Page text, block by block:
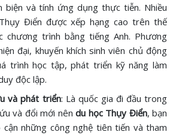
và tính ứng dụng thực tiễn. Nhiều
Điển được xếp hạng cao trên thế
chương trình bằng tiếng Anh. Phương
đại, khuyến khích sinh viên chủ động
trình học tập, phát triển kỹ năng làm
độc lập.
và phát triển: Là quốc gia đi đầu trong
và đổi mới nên du học Thụy Điển, bạn
những công nghệ tiên tiến và tham